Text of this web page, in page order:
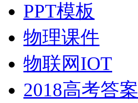
PPT模板
物理课件
物联网IOT
2018高考答案